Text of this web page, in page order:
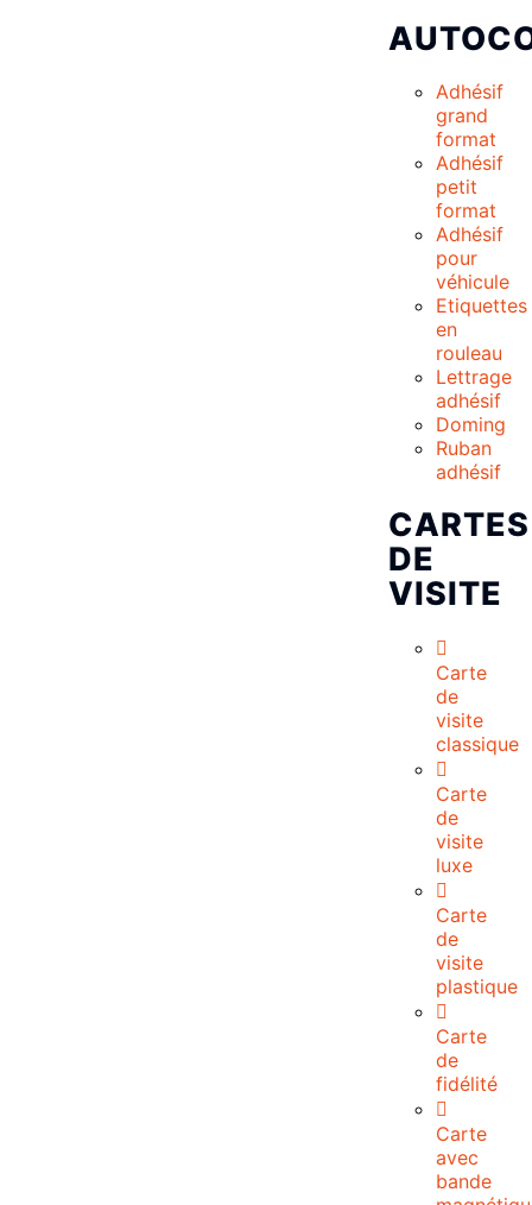
Adhésif
grand
format
Adhésif
petit
format
Adhésif
pour
véhicule
Etiquettes
en
rouleau
Lettrage
adhésif
Doming
Ruban
adhésif
CARTES
DE
VISITE
Carte
de
visite
classique
Carte
de
visite
luxe
Carte
de
visite
plastique
Carte
de
fidélité
Carte
avec
bande